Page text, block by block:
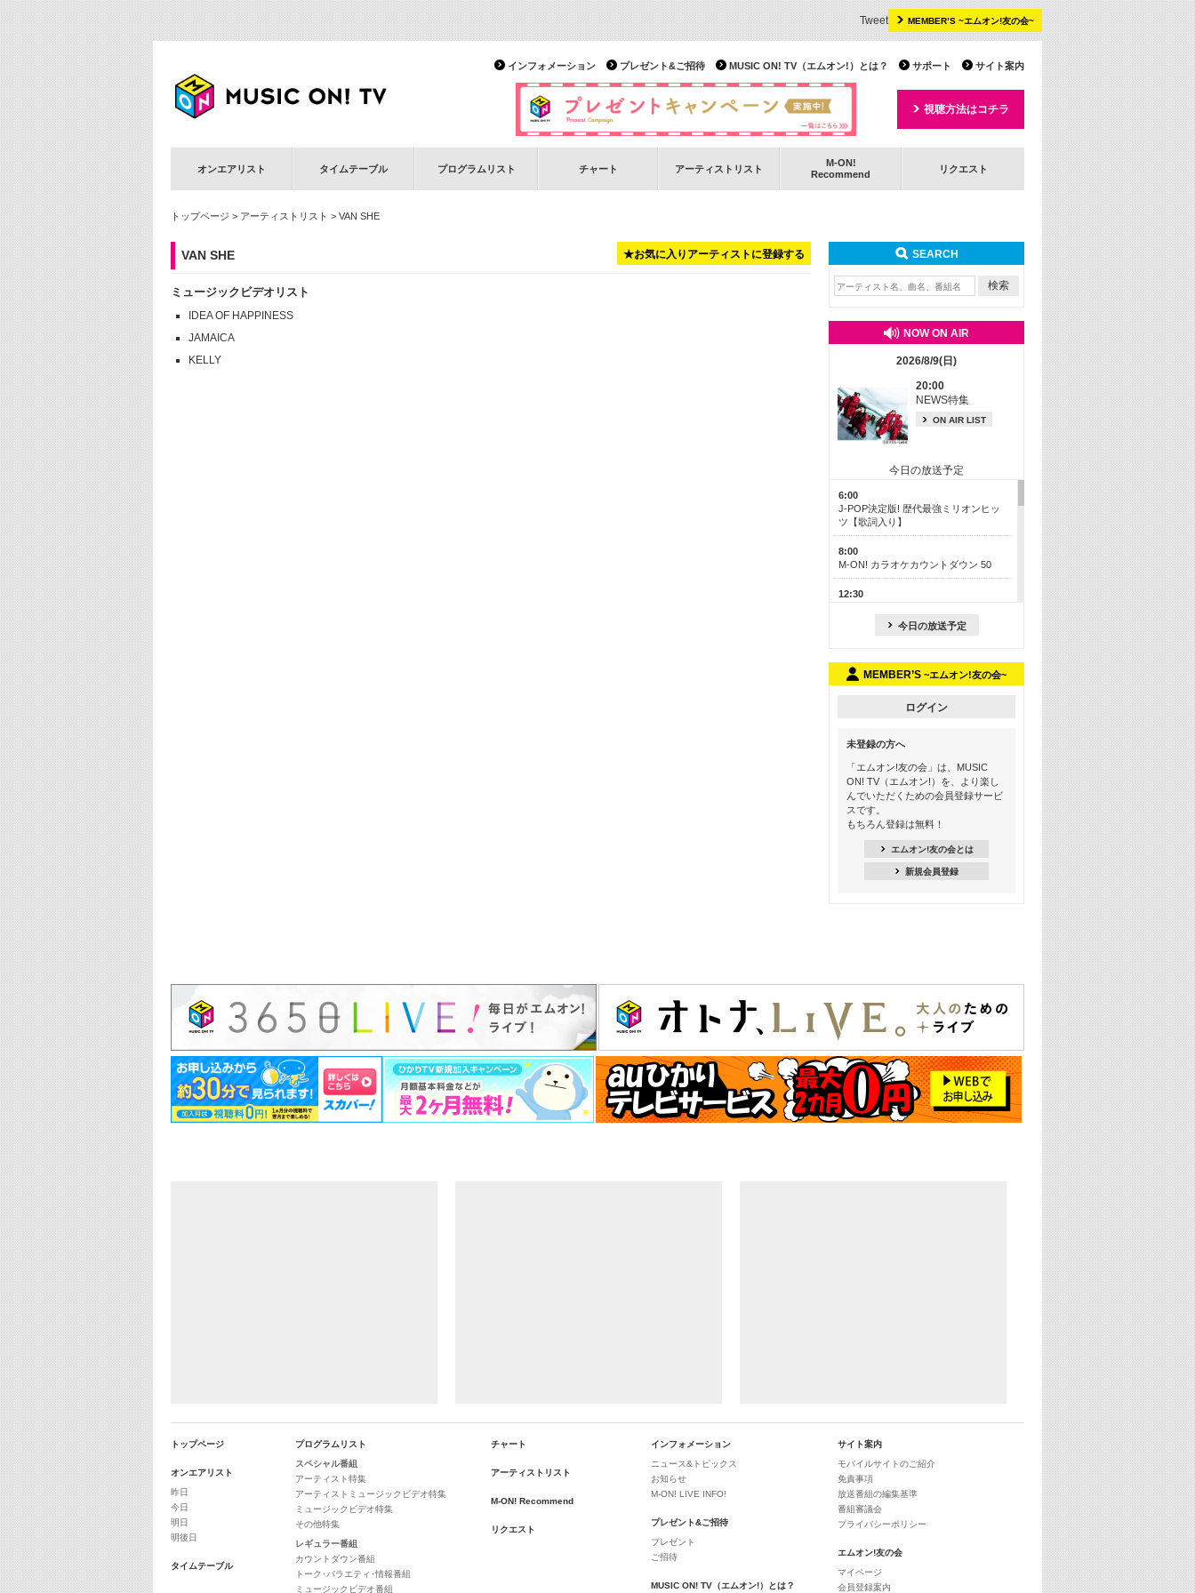
MEMBER’S ~エムオン!友の会~
Tweet
サイト案内
サポート
MUSIC ON! TV（エムオン!）とは？
プレゼント&ご招待
インフォメーション
視聴方法はコチラ
オンエアリスト タイムテーブル プログラムリスト チャート アーティストリスト
M-ON!
Recommend
リクエスト
トップページ > アーティストリスト > VAN SHE
★お気に入りアーティストに登録する
VAN SHE
ミュージックビデオリスト
IDEA OF HAPPINESS
JAMAICA
KELLY
SEARCH
NOW ON AIR
2026/8/9(日)
20:00
NEWS特集
ON AIR LIST
今日の放送予定
6:00
J-POP決定版! 歴代最強ミリオンヒッ
ツ【歌詞入り】
8:00
M-ON! カラオケカウントダウン 50
12:30
18:30
Hits ON! 最新アニメ主題歌特集 ＜＃
17＞
19:30
Kis-My-Ft2特集
NEWS特集
エムオン! ビッグヒッツ
25:00
この夏聴きたい! サマーソングメドレ
今日の放送予定
MEMBER’S ~エムオン!友の会~
ログイン
未登録の方へ
「エムオン!友の会」は、MUSIC
ON! TV（エムオン!）を、より楽し
んでいただくための会員登録サービ
スです。
もちろん登録は無料！
エムオン!友の会とは
新規会員登録
トップページ
オンエアリスト
昨日
今日
明日
明後日
タイムテーブル
プログラムリスト
スペシャル番組
アーティスト特集
アーティストミュージックビデオ特集
ミュージックビデオ特集
その他特集
レギュラー番組
カウントダウン番組
トーク･バラエティ･情報番組
ミュージックビデオ番組
チャート
アーティストリスト
M-ON! Recommend
リクエスト
インフォメーション
ニュース&トピックス
お知らせ
M-ON! LIVE INFO!
プレゼント&ご招待
プレゼント
ご招待
MUSIC ON! TV（エムオン!）とは？
サイト案内
モバイルサイトのご紹介
免責事項
放送番組の編集基準
番組審議会
プライバシーポリシー
エムオン!友の会
マイページ
会員登録案内